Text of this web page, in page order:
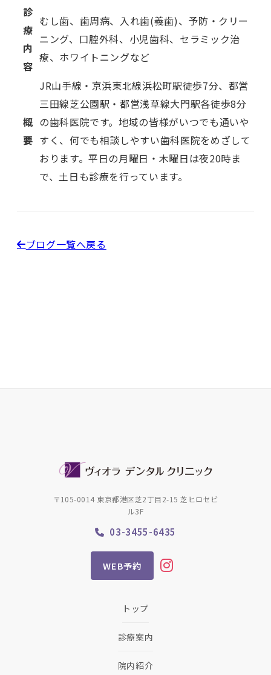
診
療
内
容
むし歯、歯周病、入れ歯(義歯)、予防・クリー
ニング、口腔外科、小児歯科、セラミック治
療、ホワイトニングなど
概
要
JR山手線・京浜東北線浜松町駅徒歩7分、都営
三田線芝公園駅・都営浅草線大門駅各徒歩8分
の歯科医院です。地域の皆様がいつでも通いや
すく、何でも相談しやすい歯科医院をめざして
おります。平日の月曜日・木曜日は夜20時ま
で、土日も診療を行っています。
ブログ一覧へ戻る
トップ
診療案内
院内紹介
WEB予約
〒105-0014 東京都港区芝2丁目2-15 芝ヒロセビ
ル3F
03-3455-6435